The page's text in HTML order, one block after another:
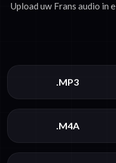
Upload uw Frans audio in
.MP3
.M4A